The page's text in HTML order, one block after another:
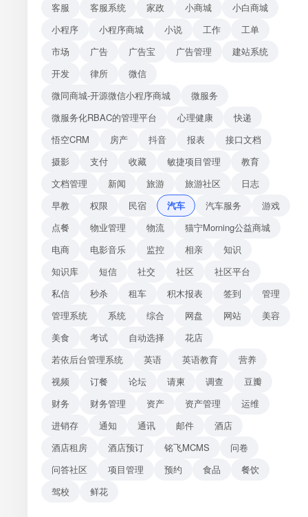
客服
客服系统 家政 小商城
小白商城
小程序
小程序商城 小说 工作
工单
市场
广告 广告宝 广告管理
建站系统
开发
律所
微信
微同商城-开源微信小程序商城
微服务
微服务化RBAC的管理平台
心理健康
快递
悟空CRM
房产 抖音 报表
接口文档
摄影
支付 收藏 敏捷项目管理
教育
文档管理
新闻 旅游 旅游社区
日志
早教
权限 民宿 汽车 汽车服务
游戏
点餐
物业管理 物流
猫宁Morning公益商城
电商
电影音乐 监控 相亲
知识
知识库
短信 社交 社区
社区平台
私信
秒杀 租车 积木报表 签到
管理
管理系统
系统 综合 网盘 网站
美容
美食
考试 自动选择
花店
若依后台管理系统
英语 英语教育
营养
视频
订餐 论坛 请柬 调查
豆瓣
财务
财务管理 资产 资产管理
运维
进销存
通知 通讯 邮件
酒店
酒店租房
酒店预订 铭飞MCMS
问卷
问答社区
项目管理 预约 食品
餐饮
驾校
鲜花